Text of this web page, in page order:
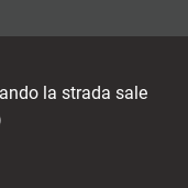
la strada sale